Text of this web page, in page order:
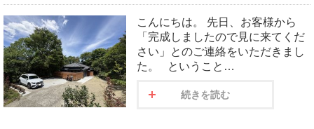
こんにちは。 先日、お客様から
「完成しましたので見に来てくだ
さい」とのご連絡をいただきまし
た。 ということ…
続きを読む